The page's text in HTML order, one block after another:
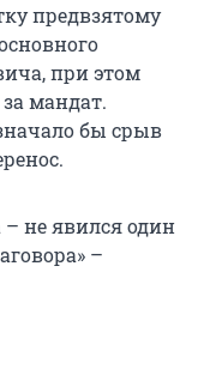
предвзятому
при этом
мандат.
бы срыв
не явился один
–